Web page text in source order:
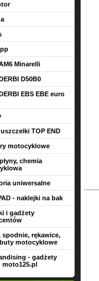
Minarelli
D50B0
EBS EBE euro
uszczelki TOP END
motocyklowe
chemia
uniwersalne
- naklejki na bak
i gadżety
spodnie, rękawice,
motocyklowe
- gadżety
moto125.pl